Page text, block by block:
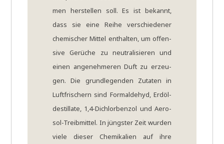
men her­stel­len soll. Es ist bekannt,
dass sie eine Rei­he ver­schie­de­ner
che­mi­scher Mit­tel ent­hal­ten, um offen­
si­ve Gerü­che zu neu­tra­li­sie­ren und
einen ange­neh­me­ren Duft zu erzeu­
gen. Die grund­le­gen­den Zuta­ten in
Luft­fri­schern sind Form­alde­hyd, Erd­öl­
de­stil­la­te, 1,4-Dichlorbenzol und Aero­
sol-Treib­mit­tel. In jüng­ster Zeit wur­den
vie­le die­ser Che­mi­ka­li­en auf ihre